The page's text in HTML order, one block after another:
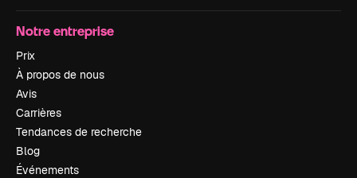
Notre entreprise
Prix
À propos de nous
Avis
Carrières
Tendances de recherche
Blog
Événements